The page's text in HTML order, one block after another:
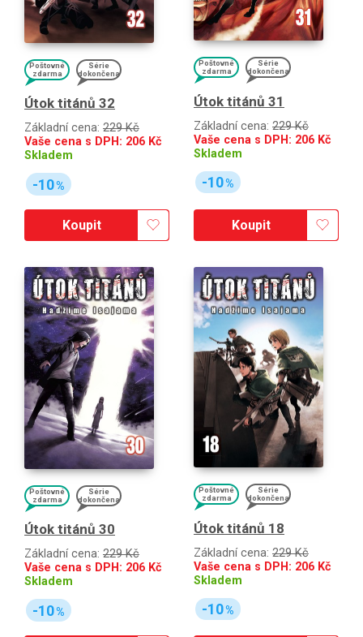
Poštovné
zdarma
Série
dokončena
Útok titánů 32
Základní cena: 229 Kč
Vaše cena s DPH: 206 Kč
Skladem
-10%
Koupit
Poštovné
zdarma
Série
dokončena
Útok titánů 31
Základní cena: 229 Kč
Vaše cena s DPH: 206 Kč
Skladem
-10%
Koupit
Poštovné
zdarma
Série
dokončena
Útok titánů 30
Základní cena: 229 Kč
Vaše cena s DPH: 206 Kč
Skladem
-10%
Poštovné
zdarma
Série
dokončena
Útok titánů 18
Základní cena: 229 Kč
Vaše cena s DPH: 206 Kč
Skladem
-10%